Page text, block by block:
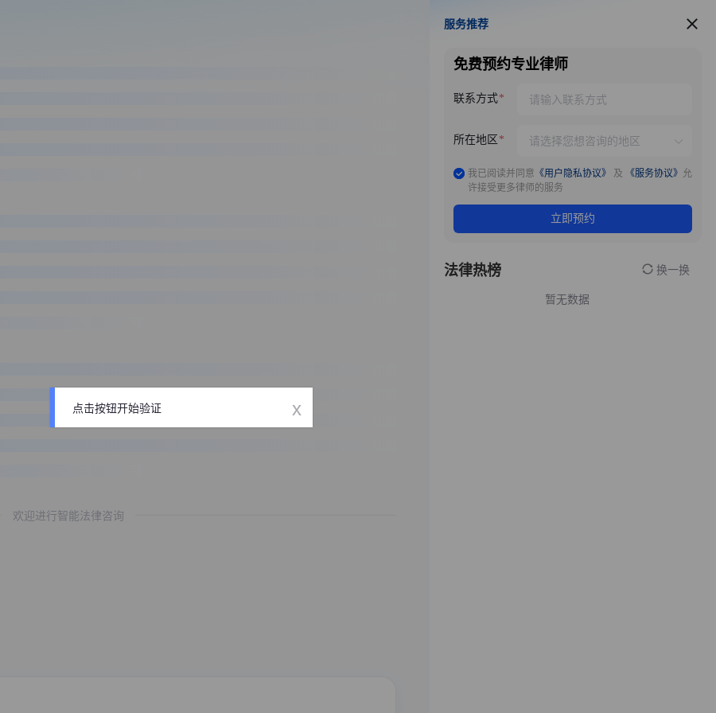
欢迎进行智能法律咨询
服务推荐
服务推荐
免费预约专业律师
联系方式
所在地区
我已阅读并同意 《用户隐私协议》 及 《服务协议》 允
许接受更多律师的服务
立即预约
法律热榜 换一换
暂无数据
点击按钮开始验证 x